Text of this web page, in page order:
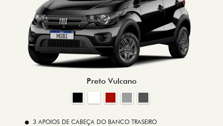
Preto Vulcano
3 APOIOS DE CABEÇA DO BANCO TRASEIRO